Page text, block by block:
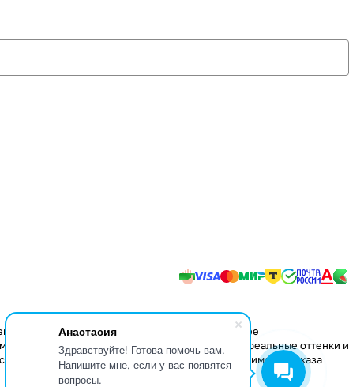
Анастасия
Здравствуйте! Готова помочь вам.
Напишите мне, если у вас появятся
вопросы.
в конструкцию изделий, не влияющие на ее
передать некоторые свойства материалов, реальные оттенки и
только на складские остатки. Стоимость заказа